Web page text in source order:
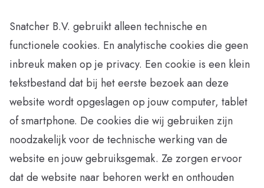
Snatcher B.V. gebruikt alleen technische en
functionele cookies. En analytische cookies die geen
inbreuk maken op je privacy. Een cookie is een klein
tekstbestand dat bij het eerste bezoek aan deze
website wordt opgeslagen op jouw computer, tablet
of smartphone. De cookies die wij gebruiken zijn
noodzakelijk voor de technische werking van de
website en jouw gebruiksgemak. Ze zorgen ervoor
dat de website naar behoren werkt en onthouden